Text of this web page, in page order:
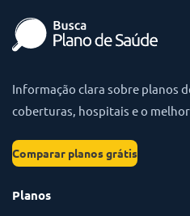
Informação clara sobre planos
coberturas, hospitais e o
Comparar planos grátis
Planos